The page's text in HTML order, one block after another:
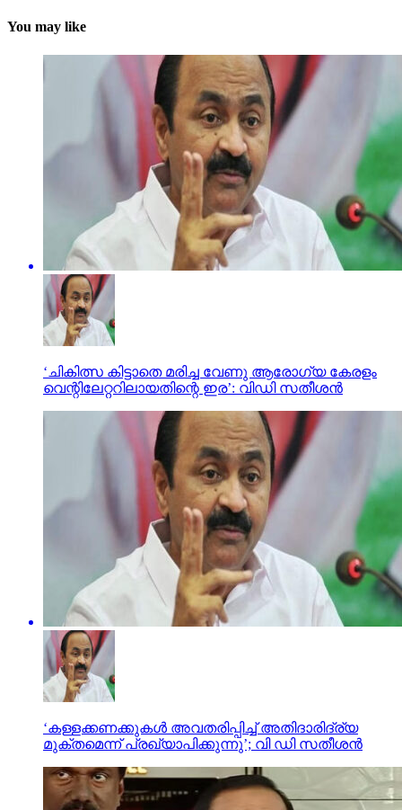
You may like
‘ചികിത്സ കിട്ടാതെ മരിച്ച വേണു ആരോഗ്യ കേരളം
വെന്റിലേറ്ററിലായതിന്റെ ഇര’: വിഡി സതീശന്‍
‘കള്ളക്കണക്കുകള്‍ അവതരിപ്പിച്ച് അതിദാരിദ്ര്യ
മുക്തമെന്ന് പ്രഖ്യാപിക്കുന്നു’; വി ഡി സതീശൻ